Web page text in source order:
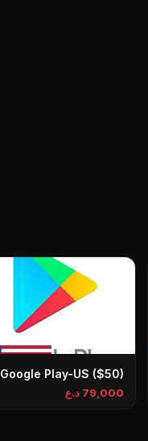
Google Play-US ($50)
79,000 د.ع